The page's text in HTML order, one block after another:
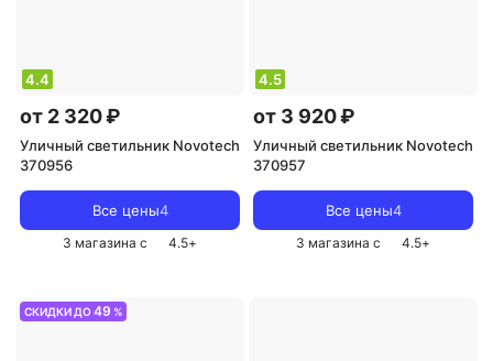
4.4
от 2 320 ₽
Уличный светильник Novotech
370956
Все цены4
3 магазина с 4.5+
4.5
от 3 920 ₽
Уличный светильник Novotech
370957
Все цены4
3 магазина с 4.5+
СКИДКИ ДО49 %